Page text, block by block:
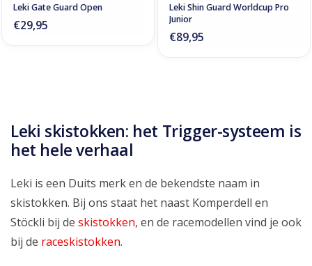
Leki Gate Guard Open
€29,95
Leki Shin Guard Worldcup Pro
Junior
€89,95
Leki skistokken: het Trigger-systeem is
het hele verhaal
Leki is een Duits merk en de bekendste naam in
skistokken. Bij ons staat het naast Komperdell en
Stöckli bij de skistokken, en de racemodellen vind je ook
bij de raceskistokken.